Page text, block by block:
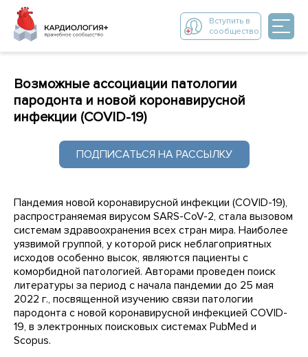
Вступить в
сообщество
Возможные ассоциации патологии
пародонта и новой коронавирусной
инфекции (COVID-19)
ПОДПИСАТЬСЯ НА РАССЫЛКУ
Пандемия новой коронавирусной инфекции (COVID-19),
распространяемая вирусом SARS-CoV-2, стала вызовом
системам здравоохранения всех стран мира. Наиболее
уязвимой группой, у которой риск неблагоприятных
исходов особенно высок, являются пациенты с
коморбидной патологией. Авторами проведен поиск
литературы за период с начала пандемии до 25 мая
2022 г., посвященной изучению связи патологии
пародонта с новой коронавирусной инфекцией COVID-
19, в электронных поисковых системах PubMed и
Scopus.